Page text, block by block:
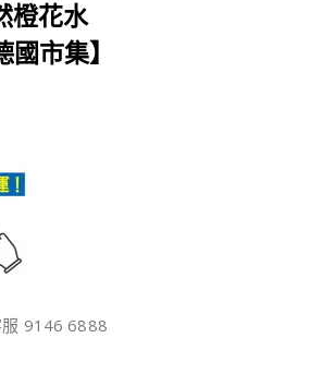
橙花水
市集】
服 9146 6888